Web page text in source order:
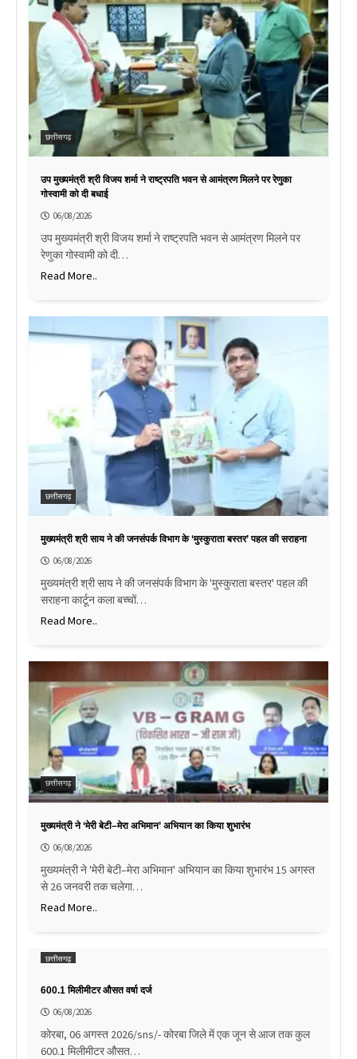
छत्तीसगढ़
उप मुख्यमंत्री श्री विजय शर्मा ने राष्ट्रपति भवन से आमंत्रण मिलने पर रेणुका
गोस्वामी को दी बधाई
06/08/2026
उप मुख्यमंत्री श्री विजय शर्मा ने राष्ट्रपति भवन से आमंत्रण मिलने पर
रेणुका गोस्वामी को दी…
Read More..
छत्तीसगढ़
मुख्यमंत्री श्री साय ने की जनसंपर्क विभाग के ‘मुस्कुराता बस्तर’ पहल की सराहना
06/08/2026
मुख्यमंत्री श्री साय ने की जनसंपर्क विभाग के 'मुस्कुराता बस्तर' पहल की
सराहना कार्टून कला बच्चों…
Read More..
छत्तीसगढ़
मुख्यमंत्री ने ‘मेरी बेटी–मेरा अभिमान’ अभियान का किया शुभारंभ
06/08/2026
मुख्यमंत्री ने 'मेरी बेटी–मेरा अभिमान' अभियान का किया शुभारंभ 15 अगस्त
से 26 जनवरी तक चलेगा…
Read More..
छत्तीसगढ़
600.1 मिलीमीटर औसत वर्षा दर्ज
06/08/2026
कोरबा, 06 अगस्त 2026/sns/- कोरबा जिले में एक जून से आज तक कुल
600.1 मिलीमीटर औसत…